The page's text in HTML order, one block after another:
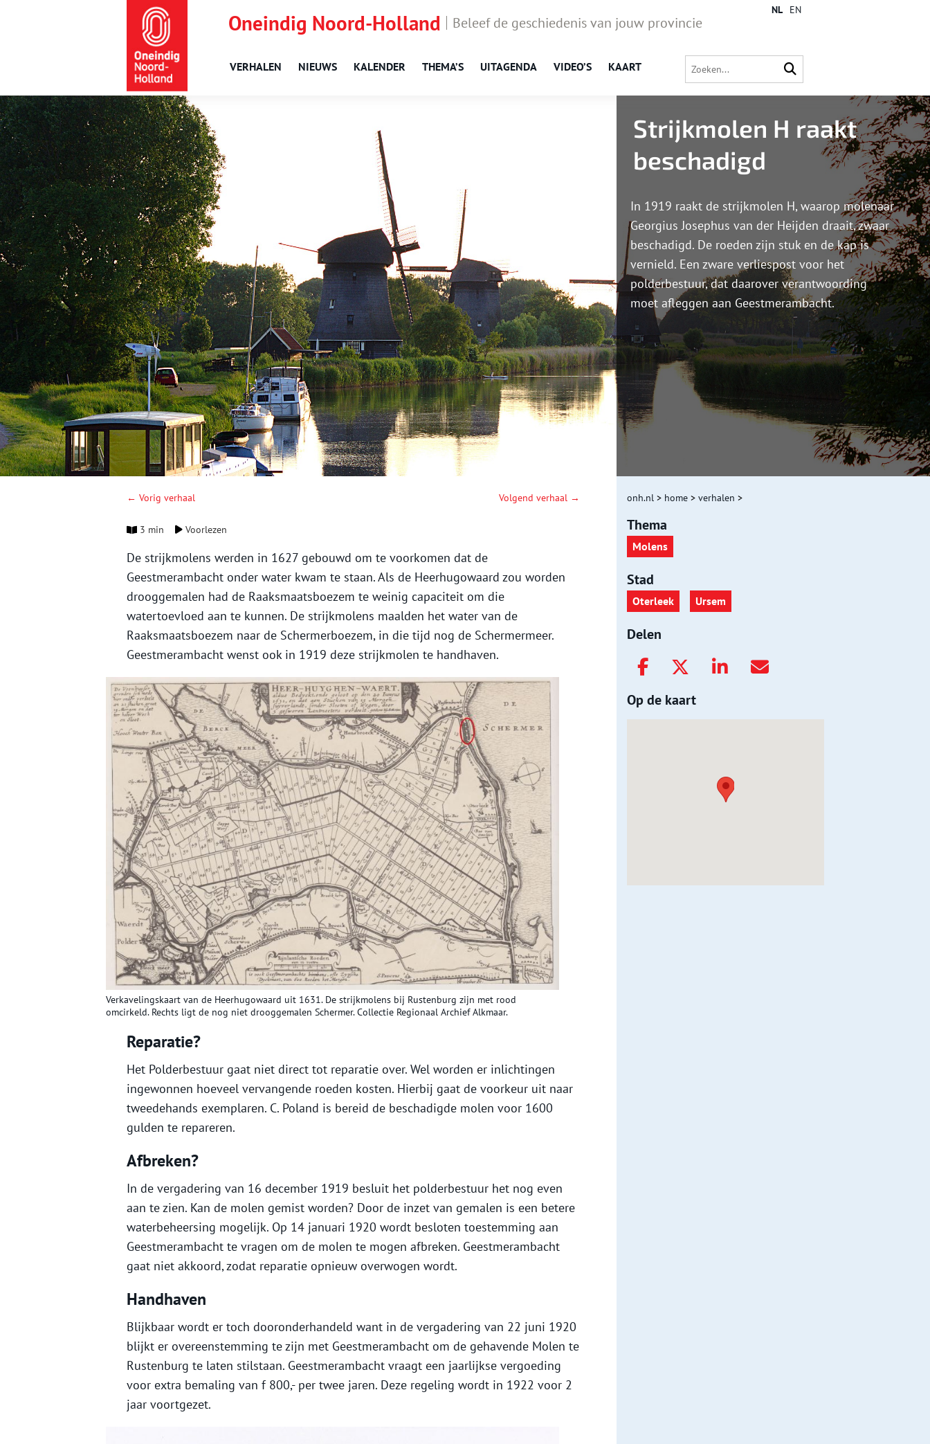
Oneindig Noord-Holland Beleef de geschiedenis van jouw provincie
VERHALEN NIEUWS KALENDER THEMA’S UITAGENDA VIDEO’S KAART
NL EN
Strijkmolen H raakt
beschadigd
In 1919 raakt de strijkmolen H, waarop molenaar
Georgius Josephus van der Heijden draait, zwaar
beschadigd. De roeden zijn stuk en de kap is
vernield. Een zware verliespost voor het
polderbestuur, dat daarover verantwoording
moet afleggen aan Geestmerambacht.
← Vorig verhaal Volgend verhaal →
3 min Voorlezen
De strijkmolens werden in 1627 gebouwd om te voorkomen dat de
Geestmerambacht onder water kwam te staan. Als de Heerhugowaard zou worden
drooggemalen had de Raaksmaatsboezem te weinig capaciteit om die
watertoevloed aan te kunnen. De strijkmolens maalden het water van de
Raaksmaatsboezem naar de Schermerboezem, in die tijd nog de Schermermeer.
Geestmerambacht wenst ook in 1919 deze strijkmolen te handhaven.
Verkavelingskaart van de Heerhugowaard uit 1631. De strijkmolens bij Rustenburg zijn met rood
omcirkeld. Rechts ligt de nog niet drooggemalen Schermer. Collectie Regionaal Archief Alkmaar.
Reparatie?
Het Polderbestuur gaat niet direct tot reparatie over. Wel worden er inlichtingen
ingewonnen hoeveel vervangende roeden kosten. Hierbij gaat de voorkeur uit naar
tweedehands exemplaren. C. Poland is bereid de beschadigde molen voor 1600
gulden te repareren.
Afbreken?
In de vergadering van 16 december 1919 besluit het polderbestuur het nog even
aan te zien. Kan de molen gemist worden? Door de inzet van gemalen is een betere
waterbeheersing mogelijk. Op 14 januari 1920 wordt besloten toestemming aan
Geestmerambacht te vragen om de molen te mogen afbreken. Geestmerambacht
gaat niet akkoord, zodat reparatie opnieuw overwogen wordt.
Handhaven
Blijkbaar wordt er toch dooronderhandeld want in de vergadering van 22 juni 1920
blijkt er overeenstemming te zijn met Geestmerambacht om de gehavende Molen te
Rustenburg te laten stilstaan. Geestmerambacht vraagt een jaarlijkse vergoeding
voor extra bemaling van f 800,- per twee jaren. Deze regeling wordt in 1922 voor 2
jaar voortgezet.
onh.nl > home > verhalen >
Thema
Molens
Stad
Oterleek Ursem
Delen
Op de kaart